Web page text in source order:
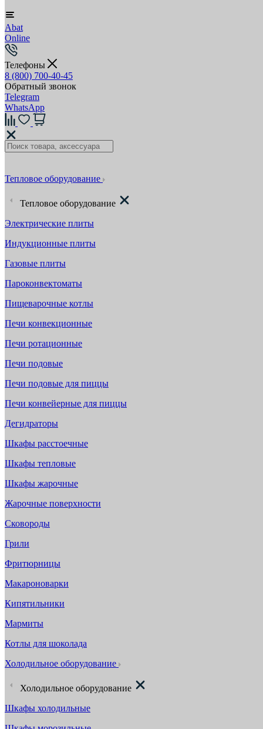
Abat
Online
Телефоны
8 (800) 700-40-45
Обратный звонок
Telegram
WhatsApp
Тепловое оборудование
Тепловое оборудование
Электрические плиты
Индукционные плиты
Газовые плиты
Пароконвектоматы
Пищеварочные котлы
Печи конвекционные
Печи ротационные
Печи подовые
Печи подовые для пиццы
Печи конвейерные для пиццы
Дегидраторы
Шкафы расстоечные
Шкафы тепловые
Шкафы жарочные
Жарочные поверхности
Сковороды
Грили
Фритюрницы
Макароноварки
Кипятильники
Мармиты
Котлы для шоколада
Холодильное оборудование
Холодильное оборудование
Шкафы холодильные